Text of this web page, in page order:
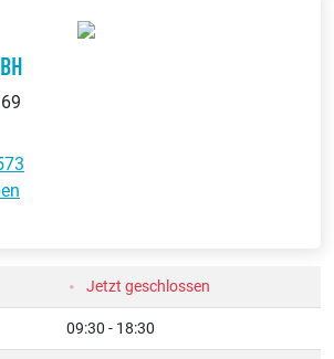
Jetzt geschlossen
09:30 - 18:30